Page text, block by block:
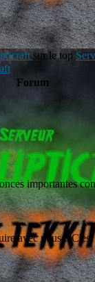
sur le top
Forum
importantes
avec nous ?